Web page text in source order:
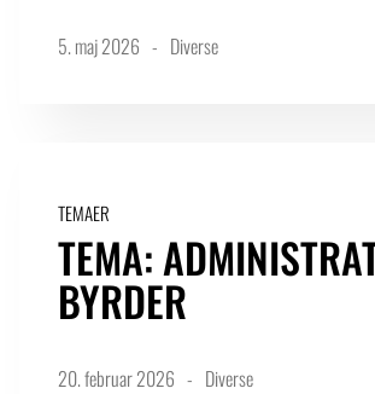
5. maj 2026 Diverse
TEMAER
TEMA:
BYRDER
20. februar 2026 Diverse